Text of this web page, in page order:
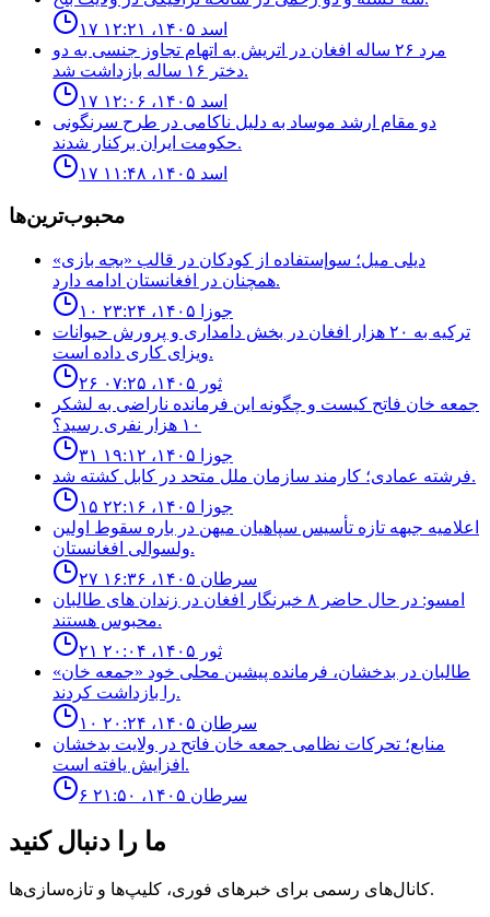
۱۷ اسد ۱۴۰۵، ۱۲:۲۱
مرد ٢۶ ساله افغان در اتريش به اتهام تجاوز جنسى به دو
دختر ١۶ ساله بازداشت شد.
۱۷ اسد ۱۴۰۵، ۱۲:۰۶
دو مقام ارشد موساد به دليل ناكامى در طرح سرنگونى
حكومت ايران بركنار شدند.
۱۷ اسد ۱۴۰۵، ۱۱:۴۸
محبوب‌ترین‌ها
ديلى ميل؛ سوإستفاده از كودكان در قالب «بجه بازى»
همچنان در افغانستان ادامه دارد.
۱۰ جوزا ۱۴۰۵، ۲۳:۲۴
ترکیه به ۲۰ هزار افغان در بخش دامداری و پرورش حیوانات
ویزای کاری داده است.
۲۶ ثور ۱۴۰۵، ۰۷:۲۵
جمعه خان فاتح كيست و چگونه اين فرمانده ناراضى به لشكر
١٠ هزار نفرى رسيد؟
۳۱ جوزا ۱۴۰۵، ۱۹:۱۲
فرشته عمادى؛ كارمند سازمان ملل متحد در كابل كشته شد.
۱۵ جوزا ۱۴۰۵، ۲۲:۱۶
اعلاميه جبهه تازه تأسيس سپاهيان ميهن در باره سقوط اولين
ولسوالى افغانستان.
۲۷ سرطان ۱۴۰۵، ۱۶:۳۶
امسو: در حال حاضر ۸ خبرنگار افغان در زندان‌ های طالبان
محبوس هستند.
۲۱ ثور ۱۴۰۵، ۲۰:۰۴
طالبان در بدخشان، فرمانده پیشین محلی خود «جمعه خان»
را بازداشت کردند.
۱۰ سرطان ۱۴۰۵، ۲۰:۲۴
منابع؛ تحركات نظامى جمعه خان فاتح در ولايت بدخشان
افزايش يافته است.
۶ سرطان ۱۴۰۵، ۲۱:۵۰
ما را دنبال کنید
کانال‌های رسمی برای خبرهای فوری، کلیپ‌ها و تازه‌سازی‌ها.